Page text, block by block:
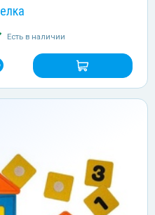
Есть в наличии